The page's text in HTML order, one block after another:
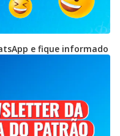
e fique informado